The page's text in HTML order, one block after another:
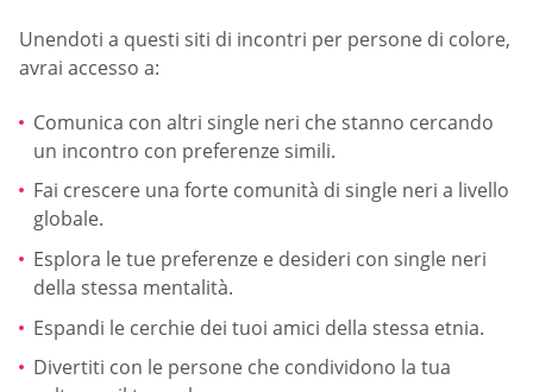
Unendoti a questi siti di incontri per persone di colore,
avrai accesso a:
Comunica con altri single neri che stanno cercando
un incontro con preferenze simili.
Fai crescere una forte comunità di single neri a livello
globale.
Esplora le tue preferenze e desideri con single neri
della stessa mentalità.
Espandi le cerchie dei tuoi amici della stessa etnia.
Divertiti con le persone che condividono la tua